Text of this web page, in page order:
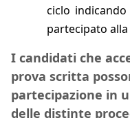
ciclo
partecipato alla
I candidati che
prova scritta
partecipazione in
delle distinte